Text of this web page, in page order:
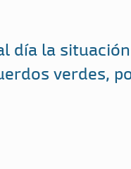
día la
verdes,